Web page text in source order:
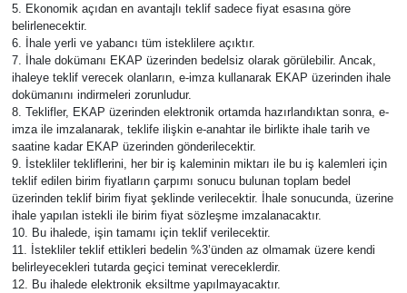
5. Ekonomik açıdan en avantajlı teklif sadece fiyat esasına göre
belirlenecektir.
6. İhale yerli ve yabancı tüm isteklilere açıktır.
7. İhale dokümanı EKAP üzerinden bedelsiz olarak görülebilir. Ancak,
ihaleye teklif verecek olanların, e-imza kullanarak EKAP üzerinden ihale
dokümanını indirmeleri zorunludur.
8. Teklifler, EKAP üzerinden elektronik ortamda hazırlandıktan sonra, e-
imza ile imzalanarak, teklife ilişkin e-anahtar ile birlikte ihale tarih ve
saatine kadar EKAP üzerinden gönderilecektir.
9. İstekliler tekliflerini, her bir iş kaleminin miktarı ile bu iş kalemleri için
teklif edilen birim fiyatların çarpımı sonucu bulunan toplam bedel
üzerinden teklif birim fiyat şeklinde verilecektir. İhale sonucunda, üzerine
ihale yapılan istekli ile birim fiyat sözleşme imzalanacaktır.
10. Bu ihalede, işin tamamı için teklif verilecektir.
11. İstekliler teklif ettikleri bedelin %3’ünden az olmamak üzere kendi
belirleyecekleri tutarda geçici teminat vereceklerdir.
12. Bu ihalede elektronik eksiltme yapılmayacaktır.